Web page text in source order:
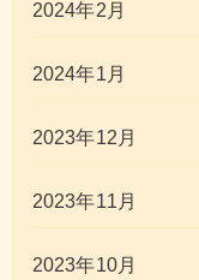
2024年2月
2024年1月
2023年12月
2023年11月
2023年10月